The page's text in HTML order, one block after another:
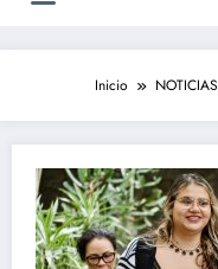
Inicio NOTICIAS